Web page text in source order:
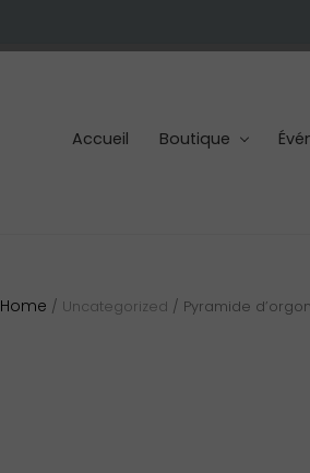
Accueil Boutique
Home / Uncategorized / Pyramide